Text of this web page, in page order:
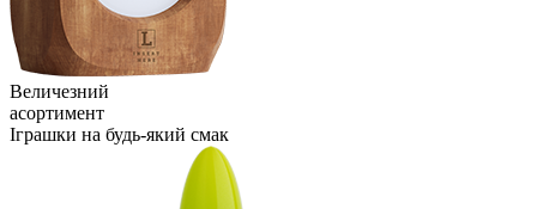
Величезний
асортимент
Іграшки на будь-який смак